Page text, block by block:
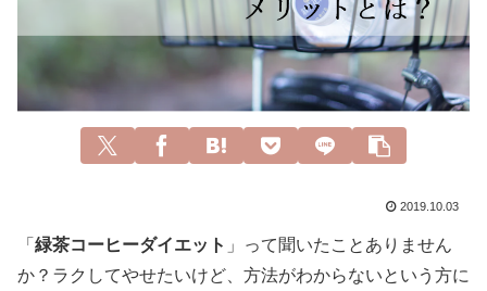
2019.10.03
「 緑茶コーヒーダイエット 」って聞いたことありません
か？ラクしてやせたいけど、方法がわからないという方に